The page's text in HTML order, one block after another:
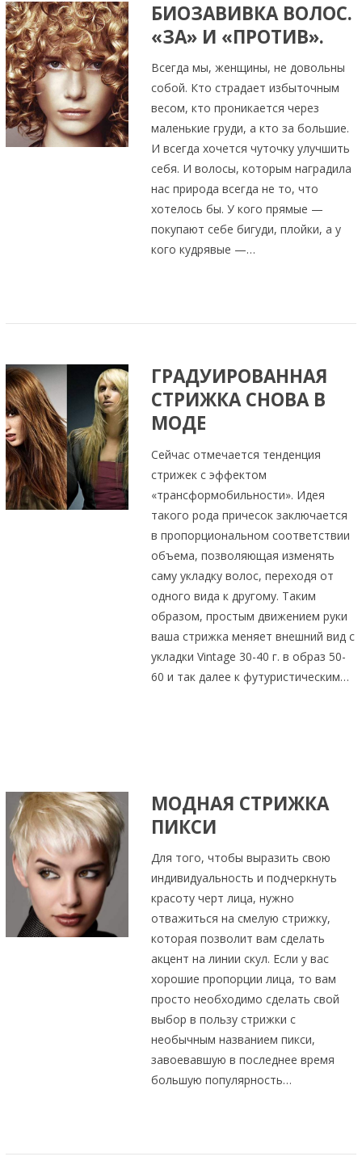
БИОЗАВИВКА ВОЛОС.
«ЗА» И «ПРОТИВ».
Всегда мы, женщины, не довольны
собой. Кто страдает избыточным
весом, кто проникается через
маленькие груди, а кто за большие.
И всегда хочется чуточку улучшить
себя. И волосы, которым наградила
нас природа всегда не то, что
хотелось бы. У кого прямые —
покупают себе бигуди, плойки, а у
кого кудрявые —…
ГРАДУИРОВАННАЯ
СТРИЖКА СНОВА В
МОДЕ
Сейчас отмечается тенденция
стрижек с эффектом
«трансформобильности». Идея
такого рода причесок заключается
в пропорциональном соответствии
объема, позволяющая изменять
саму укладку волос, переходя от
одного вида к другому. Таким
образом, простым движением руки
ваша стрижка меняет внешний вид с
укладки Vintage 30-40 г. в образ 50-
60 и так далее к футуристическим…
МОДНАЯ СТРИЖКА
ПИКСИ
Для того, чтобы выразить свою
индивидуальность и подчеркнуть
красоту черт лица, нужно
отважиться на смелую стрижку,
которая позволит вам сделать
акцент на линии скул. Если у вас
хорошие пропорции лица, то вам
просто необходимо сделать свой
выбор в пользу стрижки с
необычным названием пикси,
завоевавшую в последнее время
большую популярность…